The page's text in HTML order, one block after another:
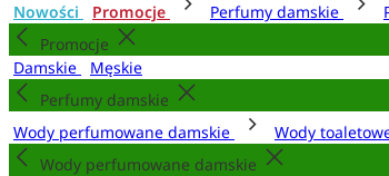
Nowości
Promocje Perfumy damskie
Promocje
Damskie
Męskie
Perfumy damskie
Wody perfumowane damskie
Wody
Wody perfumowane damskie